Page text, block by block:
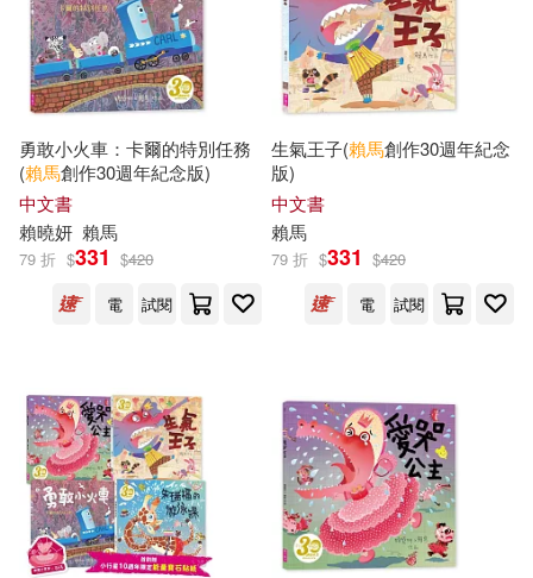
電子書(45) 有聲書(15)
展開
作者 (可複選)
賴馬(91) 王淑芬(25)
賴曉妍(23) 王文華(16)
管家琪(8) 林世仁(6)
哲也(3) 劉思源(2)
四月(2) 曾文娟(2)
展開
出版社 (可複選)
親子天下(126) 愛智(8)
和英(6) 大好文化企業社(6)
勇敢小火車：卡爾的特別任務
(賴馬創作30週年紀念版)
中文書
賴曉妍 賴馬
79 折 $331 $420
電
試閱
生氣王子(賴馬創作30週年紀念
版)
中文書
賴馬
79 折 $331 $420
電
試閱